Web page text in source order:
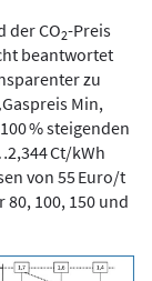
der CO2-Preis
beantwortet
zu
Min,
% steigenden
Ct/kWh
von 55 Euro/t
100, 150 und